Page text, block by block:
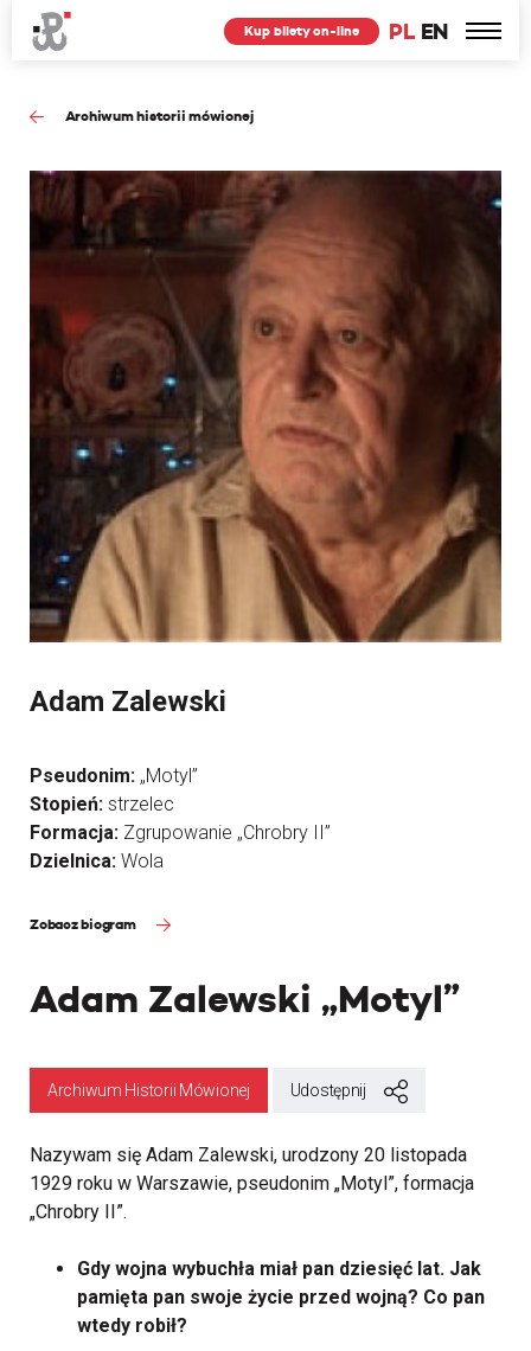
PL EN
Kup bilety on-line
Archiwum historii mówionej
Adam Zalewski „Motyl”
Archiwum Historii Mówionej Udostępnij
Nazywam się Adam Zalewski, urodzony 20 listopada
1929 roku w Warszawie, pseudonim „Motyl”, formacja
„Chrobry II”.
Gdy wojna wybuchła miał pan dziesięć lat. Jak
pamięta pan swoje życie przed wojną? Co pan
wtedy robił?
Adam Zalewski
Pseudonim: „Motyl”
Stopień: strzelec
Formacja: Zgrupowanie „Chrobry II”
Dzielnica: Wola
Zobacz biogram